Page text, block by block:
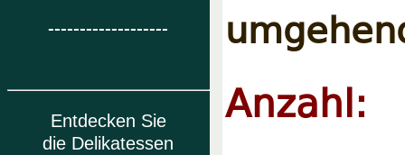
-------------------
Entdecken Sie
die Delikatessen
Anzahl: